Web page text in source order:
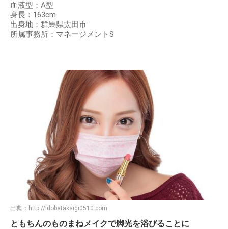
血液型：A型
身長：163cm
出身地：群馬県太田市
所属事務所：マネージメントS
出典： http://idobatakaigi0510.com
ともちんのものまねメイクで脚光を浴びることに